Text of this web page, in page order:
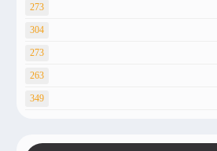
273
304
273
263
349